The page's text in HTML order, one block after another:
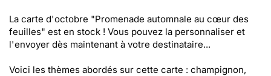
La carte d'octobre "Promenade automnale au cœur des
feuilles" est en stock ! Vous pouvez la personnaliser et
l'envoyer dès maintenant à votre destinataire...
Voici les thèmes abordés sur cette carte : champignon,